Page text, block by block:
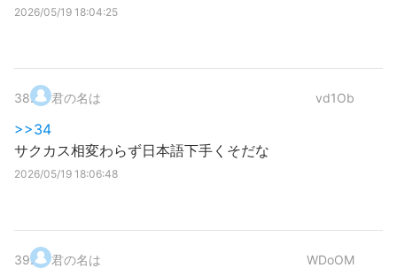
2026/05/19 18:04:25
38. 君の名は vd1Ob
>>34
サクカス相変わらず日本語下手くそだな
2026/05/19 18:06:48
39. 君の名は WDoOM